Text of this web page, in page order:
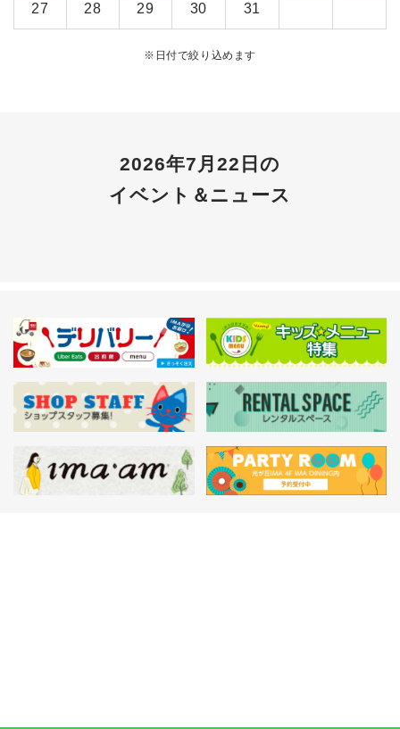
27 28 29 30 31
※ 日付で絞り込めます
2026年7月22日の
イベント＆ニュース